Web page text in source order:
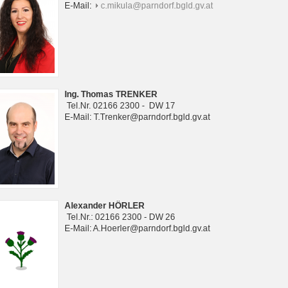
E-Mail:
c.mikula@parndorf.bgld.gv.at
Ing. Thomas TRENKER
Tel.Nr. 02166 2300 - DW 17
E-Mail: T.Trenker@parndorf.bgld.gv.at
Alexander HÖRLER
Tel.Nr.: 02166 2300 - DW 26
E-Mail: A.Hoerler@parndorf.bgld.gv.at